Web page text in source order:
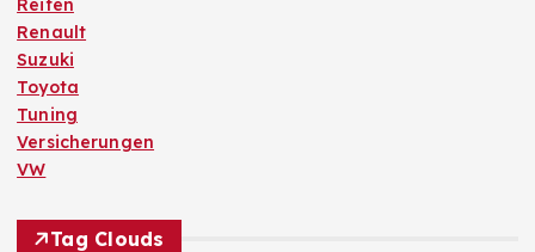
Reifen
Renault
Suzuki
Toyota
Tuning
Versicherungen
VW
Tag Clouds